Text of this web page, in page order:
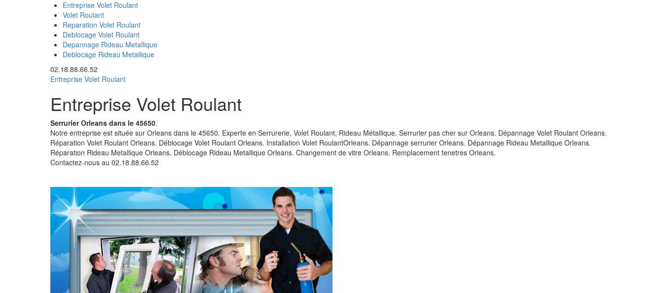
Entreprise Volet Roulant
Volet Roulant
Reparation Volet Roulant
Deblocage Volet Roulant
Depannage Rideau Metallique
Deblocage Rideau Metallique
02.18.88.66.52
Entreprise Volet Roulant
Entreprise Volet Roulant
Serrurier Orleans dans le 45650.
Notre entreprise est située sur Orleans dans le 45650. Experte en Serrurerie, Volet Roulant, Rideau Métallique. Serrurier pas cher sur Orleans. Dépannage Volet Roulant Orleans.
Réparation Volet Roulant Orleans. Déblocage Volet Roulant Orleans. Installation Volet RoulantOrleans. Dépannage serrurier Orleans. Dépannage Rideau Metallique Orleans.
Réparation Rideau Metallique Orleans. Déblocage Rideau Metallique Orleans. Changement de vitre Orleans. Remplacement fenetres Orleans.
Contactez-nous au 02.18.88.66.52